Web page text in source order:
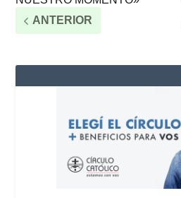
ANTERIOR